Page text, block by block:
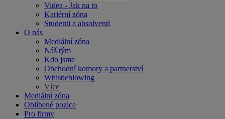
Videa - Jak na to
Kariérní zóna
Studenti a absolventi
O nás
Mediální zóna
Náš tým
Kdo jsme
Obchodní komory a partnerství
Whistleblowing
Více
Mediální zóna
Oblíbené pozice
Pro firmy